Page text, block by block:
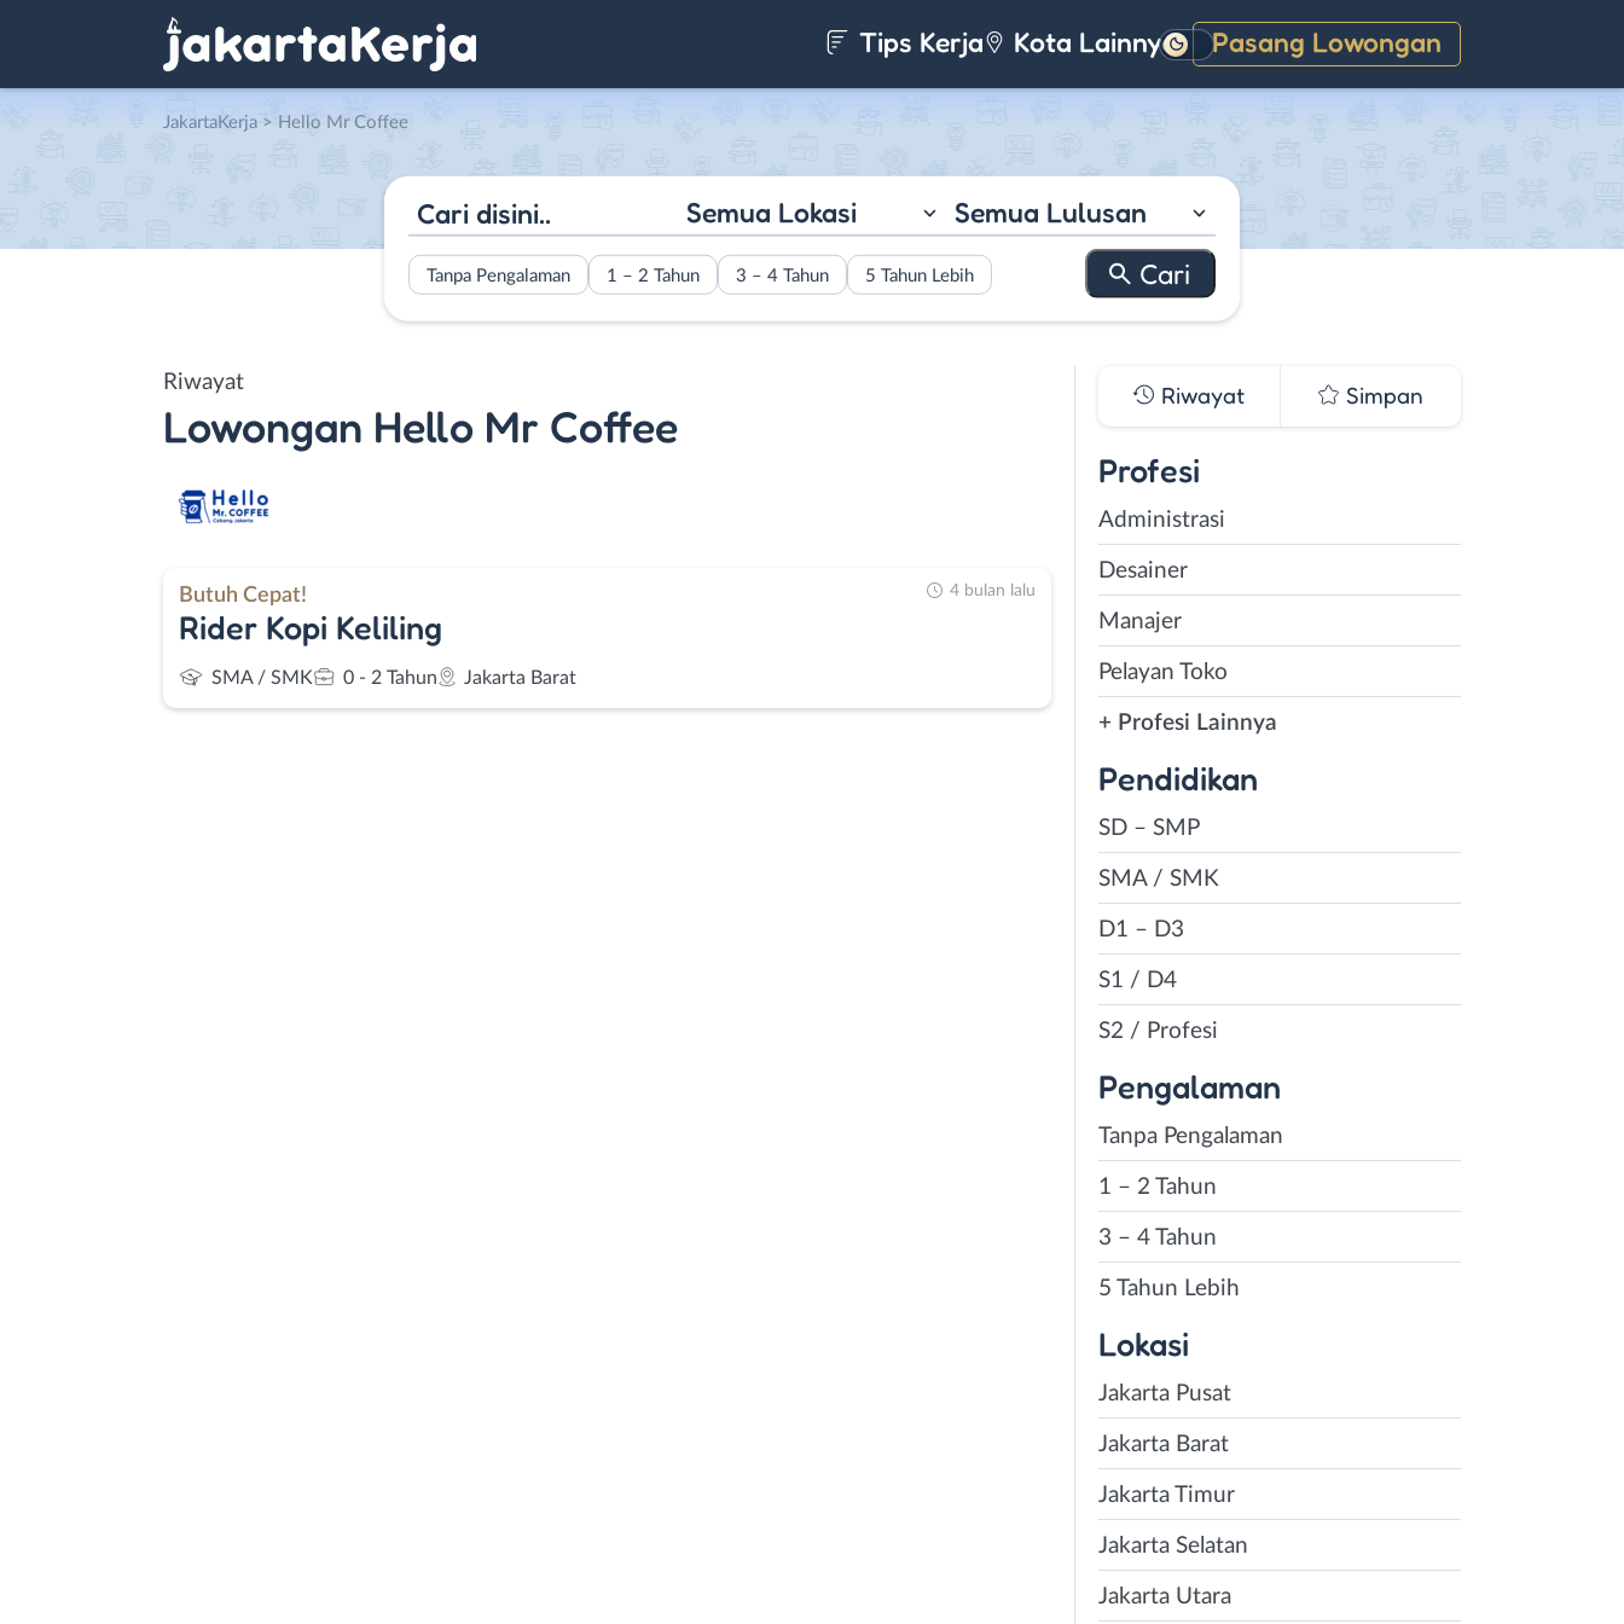
Tips Kerja Kota Lainnya Pasang Lowongan
Gelap
JakartaKerja > Hello Mr Coffee
Semua Lokasi Semua Lulusan
Tanpa Pengalaman 1 – 2 Tahun 3 – 4 Tahun 5 Tahun Lebih
Riwayat
Lowongan Hello Mr Coffee
Butuh Cepat!
Rider Kopi Keliling
SMA / SMK 0 - 2 Tahun Jakarta Barat
4 bulan lalu
Riwayat Simpan
Profesi
Administrasi
Desainer
Manajer
Pelayan Toko
+ Profesi Lainnya
Pendidikan
SD – SMP
SMA / SMK
D1 – D3
S1 / D4
S2 / Profesi
Pengalaman
Tanpa Pengalaman
1 – 2 Tahun
3 – 4 Tahun
5 Tahun Lebih
Lokasi
Jakarta Pusat
Jakarta Barat
Jakarta Timur
Jakarta Selatan
Jakarta Utara